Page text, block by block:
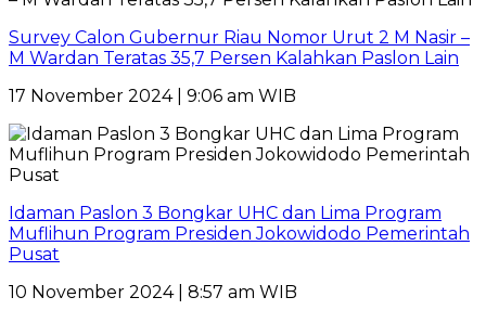
Survey Calon Gubernur Riau Nomor Urut 2 M Nasir –
M Wardan Teratas 35,7 Persen Kalahkan Paslon Lain
17 November 2024 | 9:06 am WIB
Idaman Paslon 3 Bongkar UHC dan Lima Program
Muflihun Program Presiden Jokowidodo Pemerintah
Pusat
10 November 2024 | 8:57 am WIB